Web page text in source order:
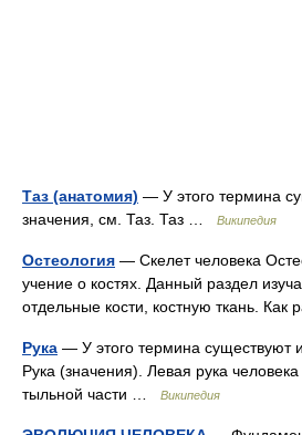
Таз (анатомия) — У этого термина
значения, см. Таз. Таз …
Википедия
Остеология — Скелет человека
учение о костях. Данный раздел
отдельные кости, костную ткань.
Рука — У этого термина существуют
Рука (значения). Левая рука
тыльной части …
Википедия